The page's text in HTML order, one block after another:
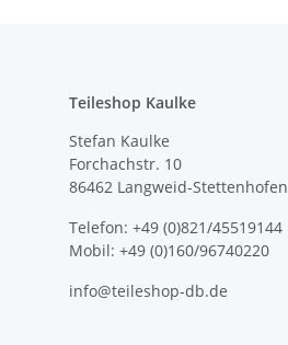
Teileshop Kaulke
Stefan Kaulke
Forchachstr. 10
86462 Langweid-Stettenhofen
Telefon: +49 (0)821/45519144
Mobil: +49 (0)160/96740220
info@teileshop-db.de